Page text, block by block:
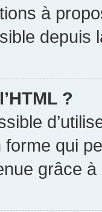
à
depuis
?
qui
grâce à